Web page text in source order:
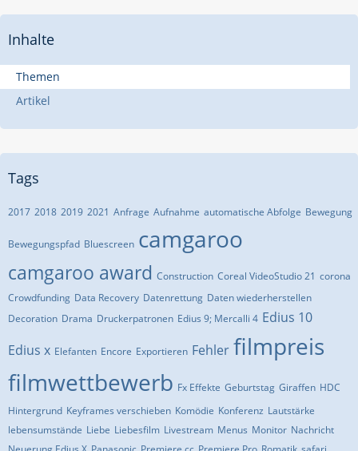
Inhalte
Themen
Artikel
Tags
2017 2018 2019 2021 Anfrage Aufnahme automatische Abfolge Bewegung
Bewegungspfad Bluescreen camgaroo
camgaroo award Construction Coreal VideoStudio 21 corona
Crowdfunding Data Recovery Datenrettung Daten wiederherstellen
Decoration Drama Druckerpatronen Edius 9; Mercalli 4 Edius 10
Edius x Elefanten Encore Exportieren Fehler filmpreis
filmwettbewerb Fx Effekte Geburtstag Giraffen HDC
Hintergrund Keyframes verschieben Komödie Konferenz Lautstärke
lebensumstände Liebe Liebesfilm Livestream Menus Monitor Nachricht